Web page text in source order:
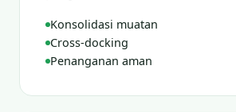
Konsolidasi muatan
Cross-docking
Penanganan aman